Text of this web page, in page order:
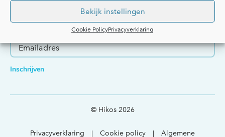
Bekijk instellingen
Cookie PolicyPrivacyverklaring
Hoe kunnen we je helpen?
Schrijf je in voor onze nieuwsbrief
Ik ben patient
Ik werk in de zorg
Inschrijven
© Hikos 2026
Privacyverklaring Cookie policy Algemene